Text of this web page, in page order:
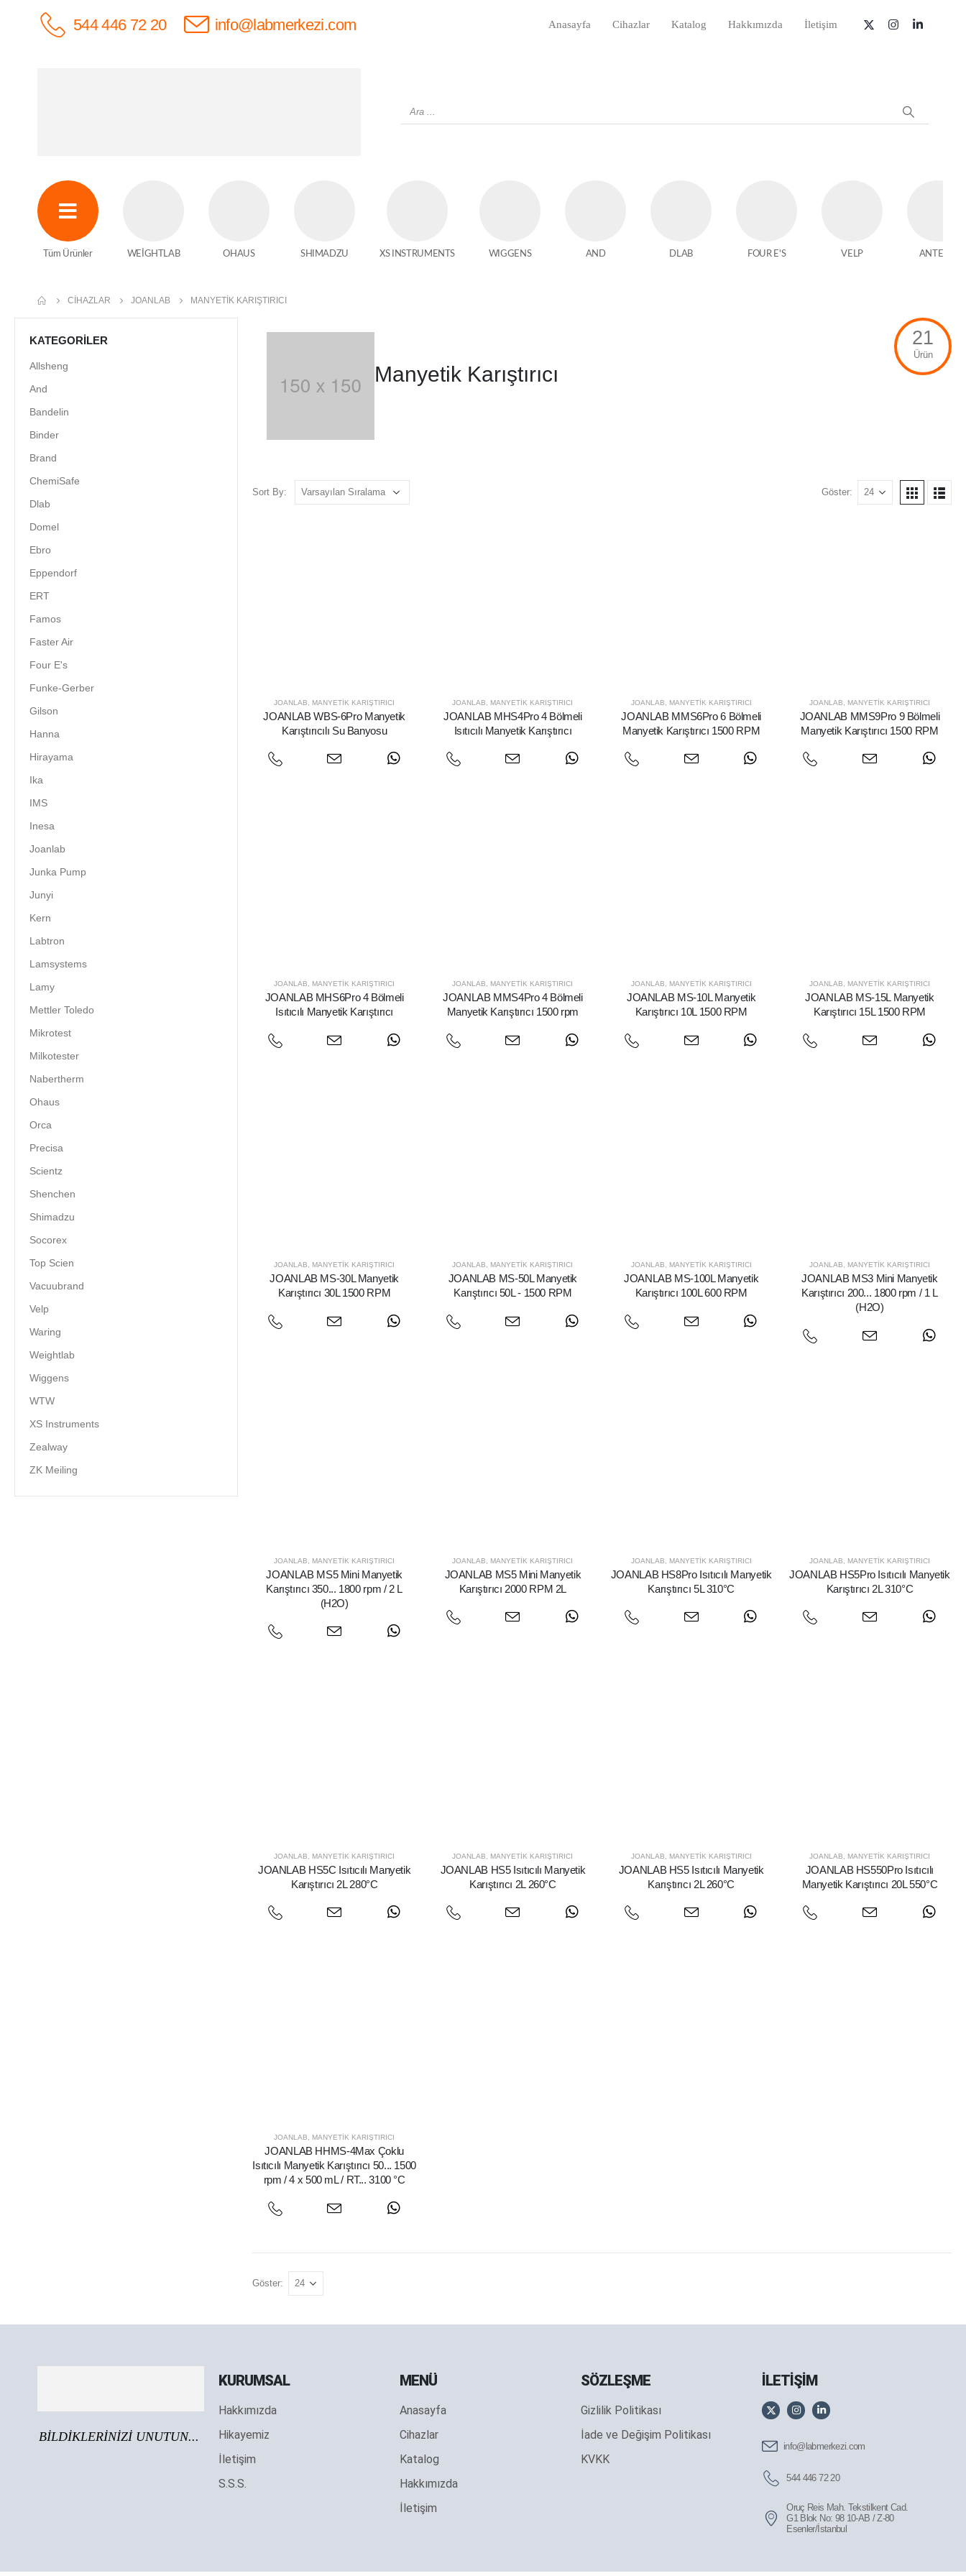
info@labmerkezi.com
544 446 72 20 Anasayfa Cihazlar Katalog Hakkımızda İletişim
Tüm Ürünler WEİGHTLAB OHAUS SHIMADZU XS INSTRUMENTS WIGGENS AND DLAB FOUR E'S VELP ANTECH
CIHAZLAR JOANLAB MANYETIK KARIŞTIRICI
Manyetik Karıştırıcı
21
Ürün
Sort By: Göster:
JOANLAB MANYETIK KARIŞTIRICI
JOANLAB WBS-6Pro Manyetik
Karıştırıcılı Su Banyosu
JOANLAB MANYETIK KARIŞTIRICI
JOANLAB MHS4Pro 4 Bölmeli
Isıtıcılı Manyetik Karıştırıcı
JOANLAB MANYETIK KARIŞTIRICI
JOANLAB MMS6Pro 6 Bölmeli
Manyetik Karıştırıcı 1500 RPM
JOANLAB MANYETIK KARIŞTIRICI
JOANLAB MMS9Pro 9 Bölmeli
Manyetik Karıştırıcı 1500 RPM
JOANLAB MANYETIK KARIŞTIRICI
JOANLAB MHS6Pro 4 Bölmeli
Isıtıcılı Manyetik Karıştırıcı
JOANLAB MANYETIK KARIŞTIRICI
JOANLAB MMS4Pro 4 Bölmeli
Manyetik Karıştırıcı 1500 rpm
JOANLAB MANYETIK KARIŞTIRICI
JOANLAB MS-10L Manyetik
Karıştırıcı 10L 1500 RPM
JOANLAB MANYETIK KARIŞTIRICI
JOANLAB MS-15L Manyetik
Karıştırıcı 15L 1500 RPM
JOANLAB, MANYETIK KARIŞTIRICI
JOANLAB MS-30L Manyetik
Karıştırıcı 30L 1500 RPM
JOANLAB, MANYETIK KARIŞTIRICI
JOANLAB MS-50L Manyetik
Karıştırıcı 50L - 1500 RPM
JOANLAB, MANYETIK KARIŞTIRICI
JOANLAB MS-100L Manyetik
Karıştırıcı 100L 600 RPM
JOANLAB, MANYETIK KARIŞTIRICI
JOANLAB MS3 Mini Manyetik
Karıştırıcı 200... 1800 rpm / 1 L
(H2O)
JOANLAB MANYETIK KARIŞTIRICI
JOANLAB MS5 Mini Manyetik
Karıştırıcı 350... 1800 rpm / 2 L
(H2O)
JOANLAB MANYETIK KARIŞTIRICI
JOANLAB MS5 Mini Manyetik
Karıştırıcı 2000 RPM 2L
JOANLAB MANYETIK KARIŞTIRICI
JOANLAB HS8Pro Isıtıcılı Manyetik
Karıştırıcı 5L 310°C
JOANLAB MANYETIK KARIŞTIRICI
JOANLAB HS5Pro Isıtıcılı Manyetik
Karıştırıcı 2L 310°C
JOANLAB MANYETIK KARIŞTIRICI
JOANLAB HS5C Isıtıcılı Manyetik
Karıştırıcı 2L 280°C
JOANLAB MANYETIK KARIŞTIRICI
JOANLAB HS5 Isıtıcılı Manyetik
Karıştırıcı 2L 260°C
JOANLAB MANYETIK KARIŞTIRICI
JOANLAB HS5 Isıtıcılı Manyetik
Karıştırıcı 2L 260°C
JOANLAB MANYETIK KARIŞTIRICI
JOANLAB HS550Pro Isıtıcılı
Manyetik Karıştırıcı 20L 550°C
JOANLAB MANYETIK KARIŞTIRICI
JOANLAB HHMS-4Max Çoklu
Isıtıcılı Manyetik Karıştırıcı 50... 1500
rpm / 4 x 500 mL / RT... 3100 °C
Göster:
KATEGORILER
Allsheng
And
Bandelin
Binder
Brand
ChemiSafe
Dlab
Domel
Ebro
Eppendorf
ERT
Famos
Faster Air
Four E's
Funke-Gerber
Gilson
Hanna
Hirayama
Ika
IMS
Inesa
Joanlab
Junka Pump
Junyi
Kern
Labtron
Lamsystems
Lamy
Mettler Toledo
Mikrotest
Milkotester
Nabertherm
Ohaus
Orca
Precisa
Scientz
Shenchen
Shimadzu
Socorex
Top Scien
Vacuubrand
Velp
Waring
Weightlab
Wiggens
WTW
XS Instruments
Zealway
ZK Meiling
BİLDİKLERİNİZİ UNUTUN...
KURUMSAL
Hakkımızda
Hikayemiz
İletişim
S.S.S.
MENÜ
Anasayfa
Cihazlar
Katalog
Hakkımızda
İletişim
SÖZLEŞME
Gizlilik Politikası
İade ve Değişim Politikası
KVKK
İLETİŞİM
info@labmerkezi.com
544 446 72 20
Oruç Reis Mah. Tekstilkent Cad.
G1 Blok No: 98 10-AB / Z-80
Esenler/İstanbul